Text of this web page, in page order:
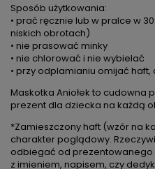
Sposób użytkowania:
• prać ręcznie lub w pralce w
niskich obrotach)
• nie prasować minky
• nie chlorować i nie wybielać
• przy odplamianiu omijać
Maskotka Aniołek to cudowna
prezent dla dziecka na każdą
*Zamieszczony haft (wzór na
charakter poglądowy.
odbiegać od prezentowanego
z imieniem, napisem, czy